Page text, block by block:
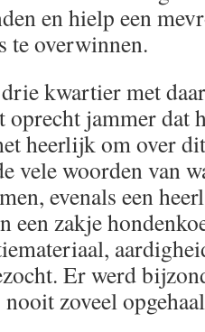
en hielp een
te overwinnen.
kwartier met
oprecht jammer dat
heerlijk om over
vele woorden van
evenals een
een zakje
Er werd
zoveel